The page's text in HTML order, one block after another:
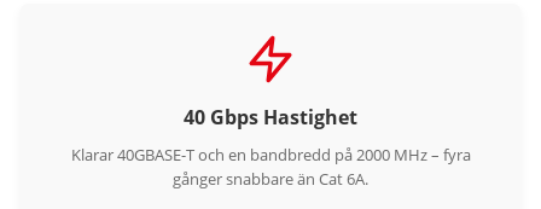
40 Gbps Hastighet
Klarar 40GBASE-T och en bandbredd på 2000 MHz – fyra
gånger snabbare än Cat 6A.